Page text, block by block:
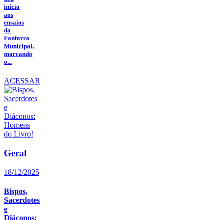
início
aos
ensaios
da
Fanfarra
Municipal,
marcando
o...
ACESSAR
Geral
18/12/2025
Bispos,
Sacerdotes
e
Diáconos: